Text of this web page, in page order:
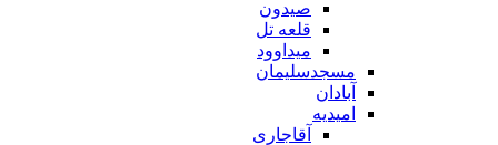
صیدون
قلعه تل
میداوود
مسجدسلیمان
آبادان
امیدیه
آقاجاری